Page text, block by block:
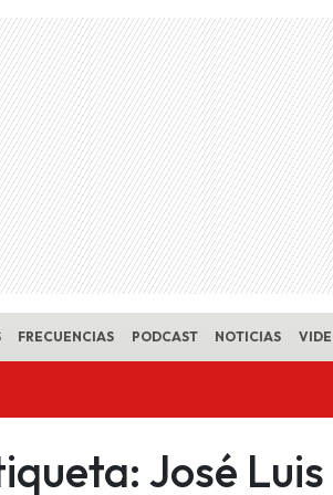
FRECUENCIAS PODCAST NOTICIAS
José